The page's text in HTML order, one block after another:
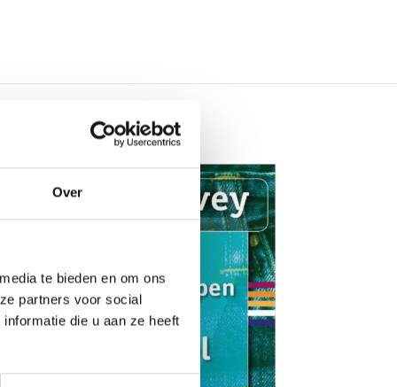
Over
te bieden en om ons
partners voor social
die u aan ze heeft